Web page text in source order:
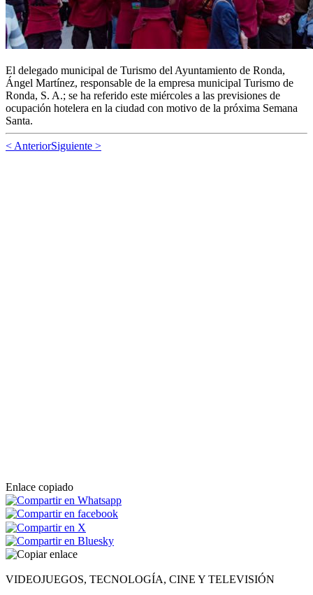
El delegado municipal de Turismo del Ayuntamiento de Ronda,
Ángel Martínez, responsable de la empresa municipal Turismo de
Ronda, S. A.; se ha referido este miércoles a las previsiones de
ocupación hotelera en la ciudad con motivo de la próxima Semana
Santa.
< AnteriorSiguiente >
Enlace copiado
VIDEOJUEGOS, TECNOLOGÍA, CINE Y TELEVISIÓN